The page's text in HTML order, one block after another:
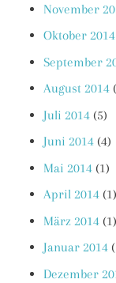
November
Oktober 2014
September
August 2014
Juli 2014 (5)
Juni 2014 (4)
Mai 2014 (1)
April 2014 (1)
März 2014 (1)
Januar 2014
Dezember